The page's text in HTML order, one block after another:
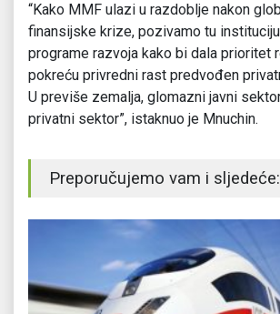
“Kako MMF ulazi u razdoblje nakon
finansijske krize, pozivamo tu
programe razvoja kako bi dala prioritet
pokreću privredni rast predvođen
U previše zemalja, glomazni javni
privatni sektor”, istaknuo je Mnuchin.
Preporučujemo vam i sljedeće: